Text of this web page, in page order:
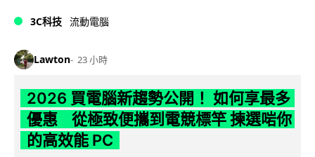
3C科技 流動電腦
Lawton 23 小時
2026 買電腦新趨勢公開！ 如何享最多
優惠 從極致便攜到電競標竿 揀選啱你
的高效能 PC